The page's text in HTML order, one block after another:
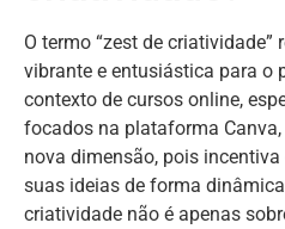
O termo “zest de criatividade”
vibrante e entusiástica para o
contexto de cursos online,
focados na plataforma
nova dimensão, pois
suas ideias de forma
criatividade não é apenas